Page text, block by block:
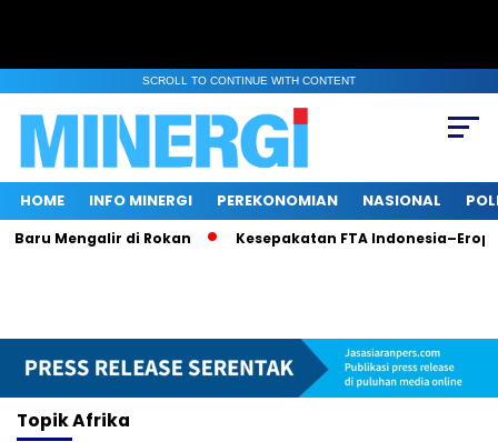
SCROLL TO CONTINUE WITH CONTENT
HOME INFO MINERGI PEREKONOMIAN NASIONAL
Baru Mengalir di Rokan Kesepakatan FTA
TopikAfrika